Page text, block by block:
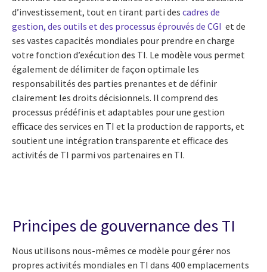
d’investissement, tout en tirant parti des cadres de
gestion, des outils et des processus éprouvés de CGI et de
ses vastes capacités mondiales pour prendre en charge
votre fonction d’exécution des TI. Le modèle vous permet
également de délimiter de façon optimale les
responsabilités des parties prenantes et de définir
clairement les droits décisionnels. Il comprend des
processus prédéfinis et adaptables pour une gestion
efficace des services en TI et la production de rapports, et
soutient une intégration transparente et efficace des
activités de TI parmi vos partenaires en TI.
Principes de gouvernance des TI
Nous utilisons nous-mêmes ce modèle pour gérer nos
propres activités mondiales en TI dans 400 emplacements